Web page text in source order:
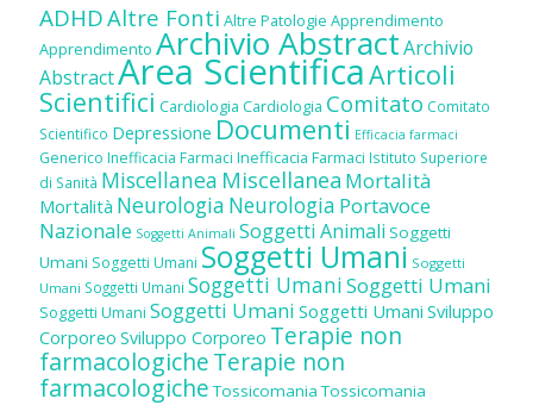
ADHDAltre Fonti Altre Patologie Apprendimento
Apprendimento Archivio AbstractArchivio
AbstractArea ScientificaArticoli
Scientifici Cardiologia Cardiologia Comitato Comitato
Scientifico Depressione Documenti Efficacia farmaci
Generico Inefficacia Farmaci Inefficacia Farmaci Istituto Superiore
di Sanità Miscellanea Miscellanea Mortalità
Mortalità Neurologia Neurologia Portavoce
Nazionale Soggetti Animali Soggetti Animali Soggetti
Umani Soggetti Umani Soggetti Umani Soggetti
Umani Soggetti Umani Soggetti UmaniSoggetti Umani
Soggetti Umani Soggetti Umani Soggetti Umani Sviluppo
Corporeo Sviluppo Corporeo Terapie non
farmacologicheTerapie non
farmacologiche Tossicomania Tossicomania